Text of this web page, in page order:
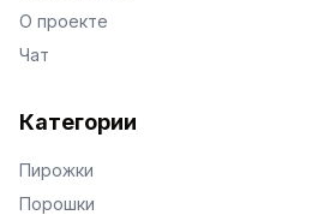
О проекте
Чат
Категории
Пирожки
Порошки